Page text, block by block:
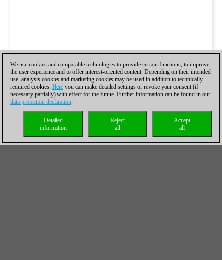
We use cookies and comparable technologies to provide certain functions, to improve
the user experience and to offer interest-oriented content. Depending on their intended
use, analysis cookies and marketing cookies may be used in addition to technically
required cookies. Here you can make detailed settings or revoke your consent (if
necessary partially) with effect for the future. Further information can be found in our
data protection declaration.
Accept
all
Reject
all
Detailed
information